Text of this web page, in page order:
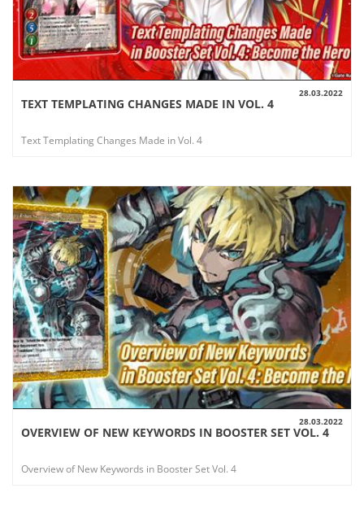
AUSSICHT
28.03.2022
TEXT TEMPLATING CHANGES MADE IN VOL. 4
Text Templating Changes Made in Vol. 4
AUSSICHT
28.03.2022
OVERVIEW OF NEW KEYWORDS IN BOOSTER SET VOL. 4
Overview of New Keywords in Booster Set Vol. 4